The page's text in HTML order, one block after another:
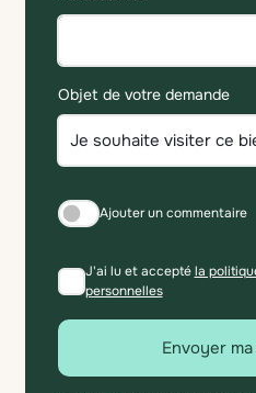
Objet de votre demande
Ajouter un commentaire
J'ai lu et acceptéla
personnelles
Envoyer